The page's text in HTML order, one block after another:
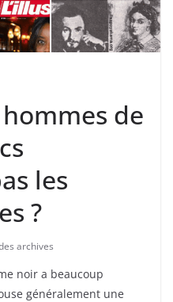
de
les
?
archives
noir a beaucoup
généralement une